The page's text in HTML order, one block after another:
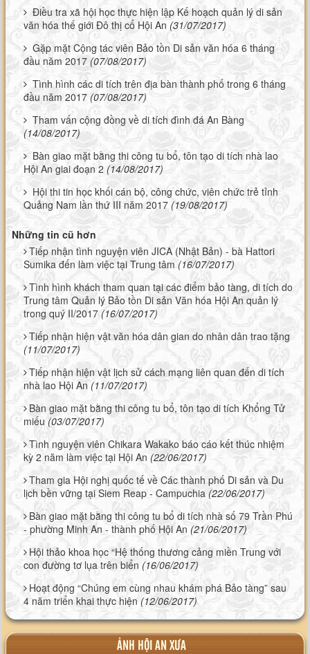
Điều tra xã hội học thực hiện lập Kế hoạch quản lý di sản
văn hóa thế giới Đô thị cổ Hội An (31/07/2017)
Gặp mặt Cộng tác viên Bảo tồn Di sản văn hóa 6 tháng
đầu năm 2017 (07/08/2017)
Tình hình các di tích trên địa bàn thành phố trong 6 tháng
đầu năm 2017 (07/08/2017)
Tham vấn cộng đồng về di tích đình đá An Bàng
(14/08/2017)
Bàn giao mặt bằng thi công tu bổ, tôn tạo di tích nhà lao
Hội An giai đoạn 2 (14/08/2017)
Hội thi tin học khối cán bộ, công chức, viên chức trẻ tỉnh
Quảng Nam lần thứ III năm 2017 (19/08/2017)
Những tin cũ hơn
Tiếp nhận tình nguyện viên JICA (Nhật Bản) - bà Hattori
Sumika đến làm việc tại Trung tâm (16/07/2017)
Tình hình khách tham quan tại các điểm bảo tàng, di tích do
Trung tâm Quản lý Bảo tồn Di sản Văn hóa Hội An quản lý
trong quý II/2017 (16/07/2017)
Tiếp nhận hiện vật văn hóa dân gian do nhân dân trao tặng
(11/07/2017)
Tiếp nhận hiện vật lịch sử cách mạng liên quan đến di tích
nhà lao Hội An (11/07/2017)
Bàn giao mặt bằng thi công tu bổ, tôn tạo di tích Khổng Tử
miếu (03/07/2017)
Tình nguyện viên Chikara Wakako báo cáo kết thúc nhiệm
kỳ 2 năm làm việc tại Hội An (22/06/2017)
Tham gia Hội nghị quốc tế về Các thành phố Di sản và Du
lịch bền vững tại Siem Reap - Campuchia (22/06/2017)
Bàn giao mặt bằng thi công tu bổ di tích nhà số 79 Trần Phú
- phường Minh An - thành phố Hội An (21/06/2017)
Hội thảo khoa học “Hệ thống thương cảng miền Trung với
con đường tơ lụa trên biển (16/06/2017)
Hoạt động “Chúng em cùng nhau khám phá Bảo tàng” sau
4 năm triển khai thực hiện (12/06/2017)
ẢNH HỘI AN XƯA